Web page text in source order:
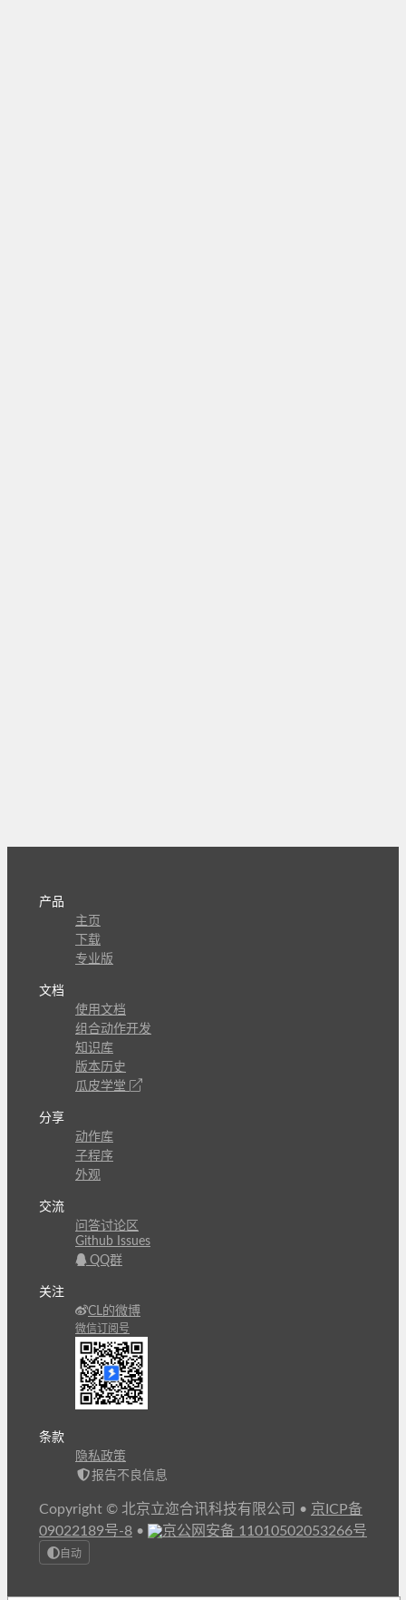
产品
主页
下载
专业版
文档
使用文档
组合动作开发
知识库
版本历史
瓜皮学堂
分享
动作库
子程序
外观
交流
问答讨论区
Github Issues
QQ群
关注
CL的微博
微信订阅号
条款
隐私政策
报告不良信息
Copyright © 北京立迩合讯科技有限公司 • 京ICP备
09022189号-8 • 京公网安备 11010502053266号
自动